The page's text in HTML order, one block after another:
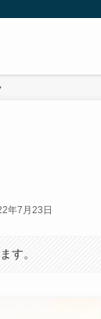
年7月23日
す。